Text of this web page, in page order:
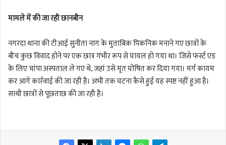
मामले में की जा रही छानबीन
नगरदा थाना की टीआई सुनीता नाग के मुताबिक पिकनिक मनाने गए छात्रों के
बीच कुछ विवाद होने पर एक छात्र गंभीर रूप से घायल हो गया था। जिसे फर्स्ट एड
के लिए चांपा अस्पताल ले गए थे, जहां उसे मृत घोषित कर दिया गया। मर्ग कायम
कर आगे कार्रवाई की जा रही है। अभी तक घटना कैसे हुई यह स्पष्ट नहीं हुआ है।
साथी छात्रों से पूछताछ की जा रही है।